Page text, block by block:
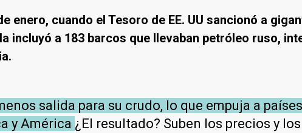
enero, cuando el Tesoro de EE. UU sancionó a
incluyó a 183 barcos que llevaban petróleo ruso,
salida para su crudo, lo que empuja a
y América ¿El resultado? Suben los precios y